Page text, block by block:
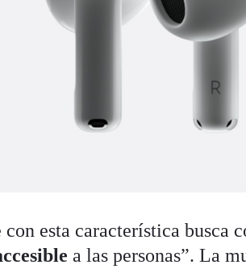
esta característica busca
a las personas”. La